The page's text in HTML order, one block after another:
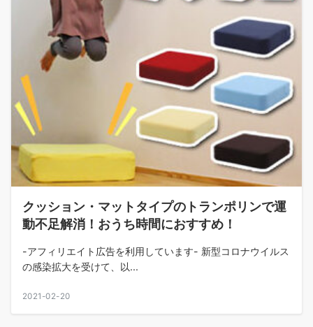
クッション・マットタイプのトランポリンで運
動不足解消！おうち時間におすすめ！
-アフィリエイト広告を利用しています- 新型コロナウイルス
の感染拡大を受けて、以...
2021-02-20